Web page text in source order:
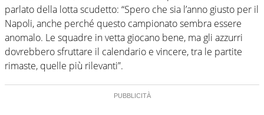
parlato della lotta scudetto: “Spero che sia l’anno giusto per il
Napoli, anche perché questo campionato sembra essere
anomalo. Le squadre in vetta giocano bene, ma gli azzurri
dovrebbero sfruttare il calendario e vincere, tra le partite
rimaste, quelle più rilevanti”.